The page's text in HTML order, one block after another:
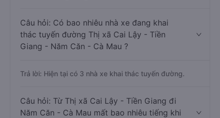
Câu hỏi: Có bao nhiêu nhà xe đang khai
thác tuyến đường Thị xã Cai Lậy - Tiền
Giang - Năm Căn - Cà Mau ?
Trả lời: Hiện tại có 3 nhà xe khai thác tuyến đường.
Câu hỏi: Từ Thị xã Cai Lậy - Tiền Giang đi
Năm Căn - Cà Mau mất bao nhiêu tiếng khi